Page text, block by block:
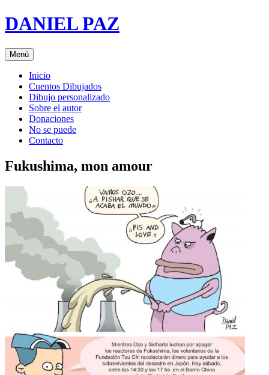
Saltar
al
DANIEL PAZ
Menú
Inicio
Cuentos Dibujados
Dibujo personalizado
Sobre el autor
Donaciones
No se puede
Contacto
Fukushima, mon amour